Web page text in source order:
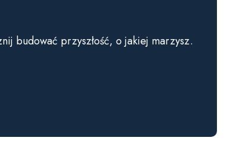
budować przyszłość, o jakiej marzysz.